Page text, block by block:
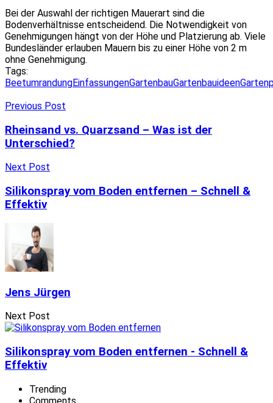
Bei der Auswahl der richtigen Mauerart sind die
Bodenverhältnisse entscheidend. Die Notwendigkeit von
Genehmigungen hängt von der Höhe und Platzierung ab. Viele
Bundesländer erlauben Mauern bis zu einer Höhe von 2 m
ohne Genehmigung.
Tags:
BeetumrandungEinfassungenGartenbauGartenbauideen
Previous Post
Rheinsand vs. Quarzsand – Was ist der
Unterschied?
Next Post
Silikonspray vom Boden entfernen – Schnell &
Effektiv
Jens Jürgen
Next Post
Silikonspray vom Boden entfernen - Schnell &
Effektiv
Trending